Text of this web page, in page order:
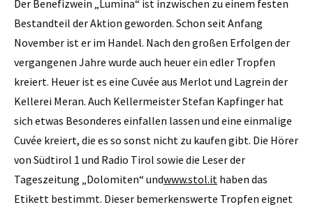
Der Benefizwein „Lumina“ ist inzwischen zu einem festen
Bestandteil der Aktion geworden. Schon seit Anfang
November ist er im Handel. Nach den großen Erfolgen der
vergangenen Jahre wurde auch heuer ein edler Tropfen
kreiert. Heuer ist es eine Cuvée aus Merlot und Lagrein der
Kellerei Meran. Auch Kellermeister Stefan Kapfinger hat
sich etwas Besonderes einfallen lassen und eine einmalige
Cuvée kreiert, die es so sonst nicht zu kaufen gibt. Die Hörer
von Südtirol 1 und Radio Tirol sowie die Leser der
Tageszeitung „Dolomiten“ undwww.stol.it haben das
Etikett bestimmt. Dieser bemerkenswerte Tropfen eignet